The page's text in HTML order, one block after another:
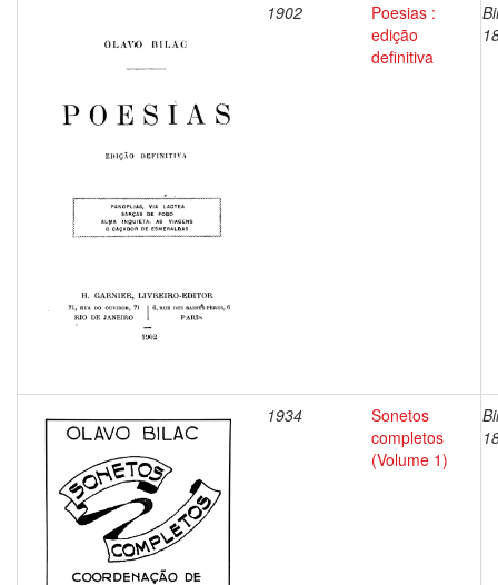
1902
Poesias :
edição
definitiva
1934
Sonetos
completos
(Volume 1)